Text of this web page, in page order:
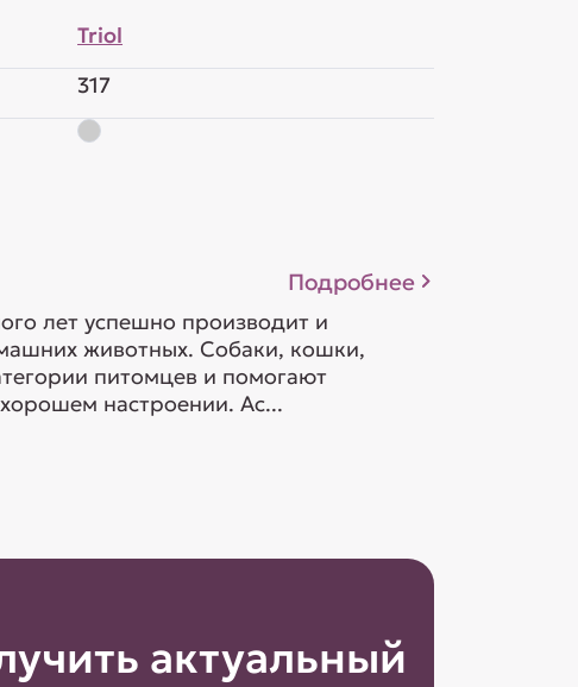
Triol
317
Подробнее
лет успешно производит и
животных. Собаки, кошки,
питомцев и помогают
настроении. Ас...
актуальный